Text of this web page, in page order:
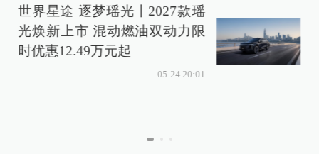
世界星途 逐梦瑶光丨2027款瑶
光焕新上市 混动燃油双动力限
时优惠12.49万元起
05-24 20:01